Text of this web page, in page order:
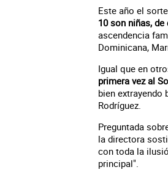
Este año el
10 son niñas,
ascendencia
Dominicana,
Igual que en
primera vez al
bien extrayendo
Rodríguez.
Preguntada
la directora
con toda la
principal".